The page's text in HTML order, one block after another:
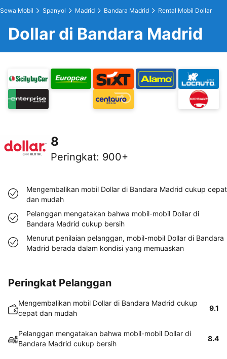
Sewa Mobil Spanyol Madrid Bandara Madrid Rental Mobil Dollar
Dollar di Bandara Madrid
8
Peringkat: 900+
Mengembalikan mobil Dollar di Bandara Madrid cukup cepat
dan mudah
Pelanggan mengatakan bahwa mobil-mobil Dollar di
Bandara Madrid cukup bersih
Menurut penilaian pelanggan, mobil-mobil Dollar di Bandara
Madrid berada dalam kondisi yang memuaskan
Peringkat Pelanggan
Mengembalikan mobil Dollar di Bandara Madrid cukup
cepat dan mudah
9.1
Pelanggan mengatakan bahwa mobil-mobil Dollar di
Bandara Madrid cukup bersih
8.4